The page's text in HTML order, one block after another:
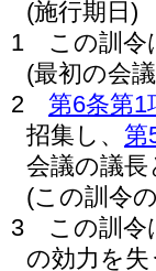
(施行期日)
1
この訓令
(最初の会
2
第6条第1
招集し、 第
会議の議
(この訓令
3
この訓令
の効力を失